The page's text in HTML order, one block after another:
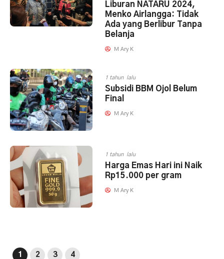
Liburan NATARU 2024,
Menko Airlangga: Tidak
Ada yang Berlibur Tanpa
Belanja
M Ary K
1 tahun lalu
Subsidi BBM Ojol Belum
Final
M Ary K
1 tahun lalu
Harga Emas Hari ini Naik
Rp15.000 per gram
M Ary K
1 2 3 4